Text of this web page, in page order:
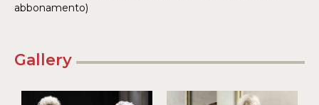
abbonamento)
Gallery